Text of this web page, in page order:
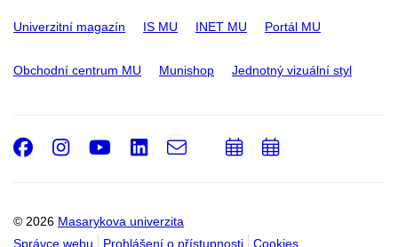
Univerzitní magazín IS MU INET MU Portál MU
Obchodní centrum MU Munishop Jednotný vizuální styl
© 2026 Masarykova univerzita
Správce webu
Prohlášení o přístupnosti Cookies
Facebook
Instagram
Youtube
LinkedIn
e-
Email
PřidatPřidat